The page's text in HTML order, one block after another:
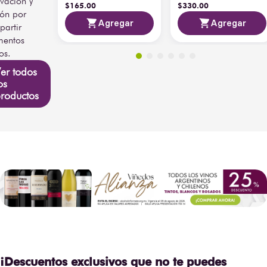
por
todos
$165.00
Agregar
$330.00
Agregar
¡Descuentos exclusivos que no te puedes